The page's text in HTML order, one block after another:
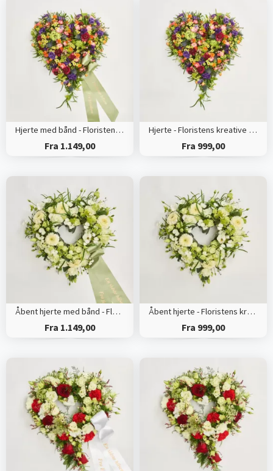
Hjerte med bånd - Floristens kreative valg
Fra 1.149,00
Hjerte - Floristens kreative valg
Fra 999,00
Åbent hjerte med bånd - Floristens kreative valg
Fra 1.149,00
Åbent hjerte - Floristens kreative valg
Fra 999,00